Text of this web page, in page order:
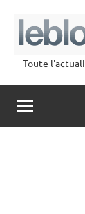
contenu
Toute